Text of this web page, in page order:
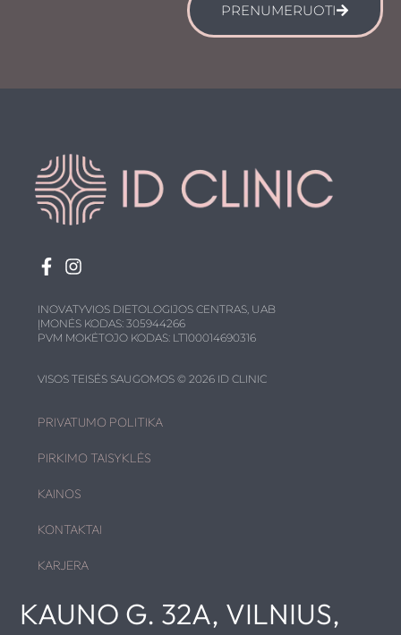
PRENUMERUOTI
INOVATYVIOS DIETOLOGIJOS CENTRAS, UAB
ĮMONĖS KODAS: 305944266
PVM MOKĖTOJO KODAS: LT100014690316
VISOS TEISĖS SAUGOMOS © 2026 ID CLINIC
PRIVATUMO POLITIKA
PIRKIMO TAISYKLĖS
KAINOS
KONTAKTAI
KARJERA
KAUNO G. 32A, VILNIUS,